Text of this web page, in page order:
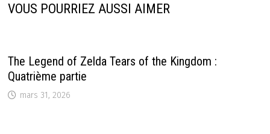
VOUS POURRIEZ AUSSI AIMER
The Legend of Zelda Tears of the Kingdom :
Quatrième partie
mars 31, 2026